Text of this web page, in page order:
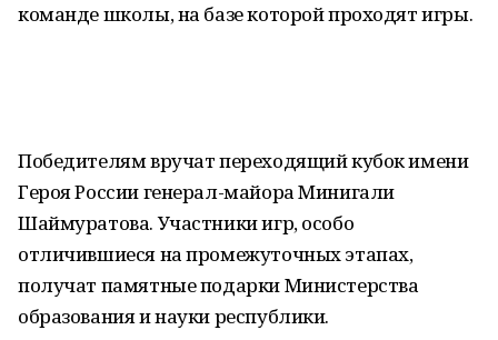
команде школы, на базе которой проходят игры.
Победителям вручат переходящий кубок имени
Героя России генерал-майора Минигали
Шаймуратова. Участники игр, особо
отличившиеся на промежуточных этапах,
получат памятные подарки Министерства
образования и науки республики.